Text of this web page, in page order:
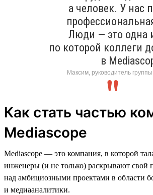
а человек. У нас
Люди — это одна
по которой коллеги
в
Максим, руководитель
Как стать частью
Mediascope
Mediascope — это компания, в которой
инженеры (и не только) раскрывают свой
над амбициозными проектами в области
и медиааналитики.